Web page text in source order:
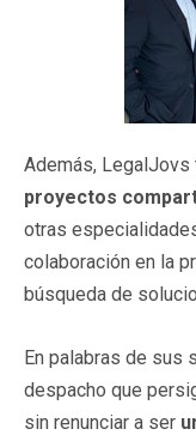
Además,
proyectos
otras
colaboración en la
búsqueda de
En palabras de sus
despacho que
sin renunciar a ser